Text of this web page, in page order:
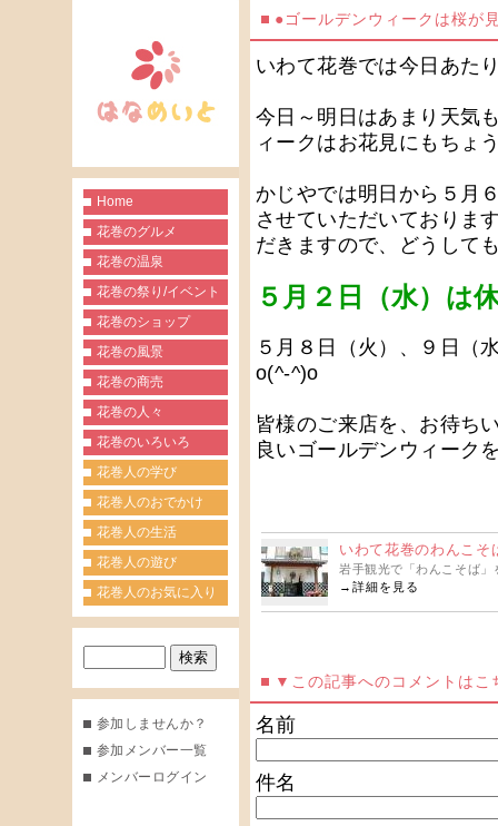
Home
花巻のグルメ
花巻の温泉
花巻の祭り/イベント
花巻のショップ
花巻の風景
花巻の商売
花巻の人々
花巻のいろいろ
花巻人の学び
花巻人のおでかけ
花巻人の生活
花巻人の遊び
花巻人のお気に入り
参加しませんか？
参加メンバー一覧
メンバーログイン
●ゴールデンウィークは桜が
いわて花巻では今日あた
今日～明日はあまり天気
ィークはお花見にもちょ
かじやでは明日から５月
させていただいておりま
だきますので、どうして
５月２日（水）は
５月８日（火）、９日（
o(^-^)o
皆様のご来店を、お待ち
良いゴールデンウィーク
いわて花巻のわんこ
岩手観光で「わんこそば
→ 詳細を見る
▼この記事へのコメントはこ
名前
件名